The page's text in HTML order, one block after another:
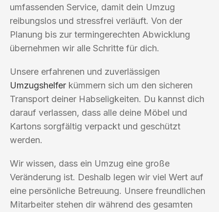
umfassenden Service, damit dein Umzug
reibungslos und stressfrei verläuft. Von der
Planung bis zur termingerechten Abwicklung
übernehmen wir alle Schritte für dich.
Unsere erfahrenen und zuverlässigen
Umzugshelfer kümmern sich um den sicheren
Transport deiner Habseligkeiten. Du kannst dich
darauf verlassen, dass alle deine Möbel und
Kartons sorgfältig verpackt und geschützt
werden.
Wir wissen, dass ein Umzug eine große
Veränderung ist. Deshalb legen wir viel Wert auf
eine persönliche Betreuung. Unsere freundlichen
Mitarbeiter stehen dir während des gesamten